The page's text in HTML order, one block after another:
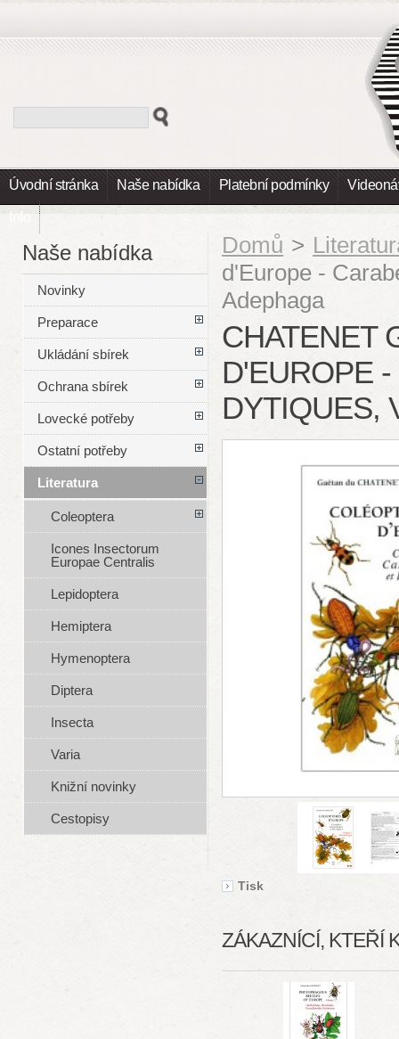
Úvodní stránka Naše nabídka Platební podmínky
Info
Domů >
d'Europe -
Adephaga
CHATENET
D'EUROPE
DYTIQUES,
Tisk
ZÁKAZNÍCÍ, KTEŘÍ
Naše nabídka
Novinky
Preparace
Ukládání sbírek
Ochrana sbírek
Lovecké potřeby
Ostatní potřeby
Literatura
Coleoptera
Icones Insectorum
Europae Centralis
Lepidoptera
Hemiptera
Hymenoptera
Diptera
Insecta
Varia
Knižní novinky
Cestopisy